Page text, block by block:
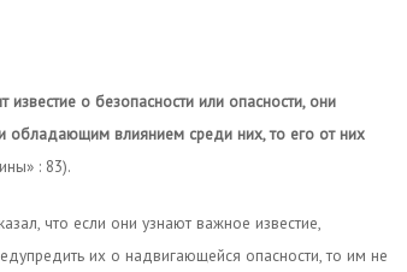
о безопасности или опасности, они
обладающим влиянием среди них, то его от них
: 83).
что если они узнают важное известие,
их о надвигающейся опасности, то им не